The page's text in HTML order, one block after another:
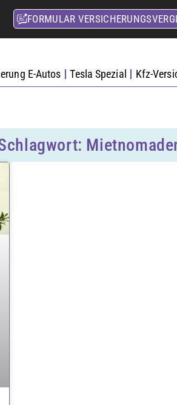
FORMULAR
E-Autos Tesla Spezial Kfz-